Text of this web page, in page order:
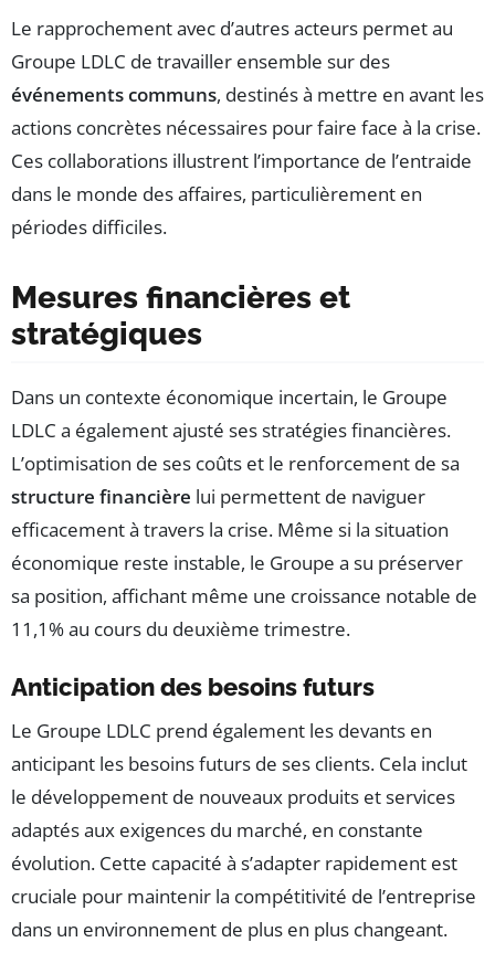
Le rapprochement avec d’autres acteurs permet au
Groupe LDLC de travailler ensemble sur des
événements communs, destinés à mettre en avant les
actions concrètes nécessaires pour faire face à la crise.
Ces collaborations illustrent l’importance de l’entraide
dans le monde des affaires, particulièrement en
périodes difficiles.
Mesures financières et
stratégiques
Dans un contexte économique incertain, le Groupe
LDLC a également ajusté ses stratégies financières.
L’optimisation de ses coûts et le renforcement de sa
structure financière lui permettent de naviguer
efficacement à travers la crise. Même si la situation
économique reste instable, le Groupe a su préserver
sa position, affichant même une croissance notable de
11,1% au cours du deuxième trimestre.
Anticipation des besoins futurs
Le Groupe LDLC prend également les devants en
anticipant les besoins futurs de ses clients. Cela inclut
le développement de nouveaux produits et services
adaptés aux exigences du marché, en constante
évolution. Cette capacité à s’adapter rapidement est
cruciale pour maintenir la compétitivité de l’entreprise
dans un environnement de plus en plus changeant.